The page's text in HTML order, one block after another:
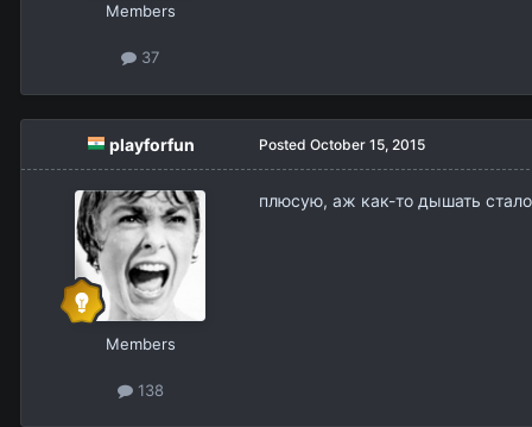
Members
37
playforfun
Members
138
Posted October 15, 2015
плюсую, аж как-то дышать стало